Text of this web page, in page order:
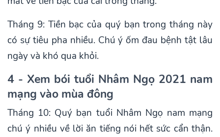
Tháng 9: Tiền bạc của quý bạn trong tháng này
có sự tiêu pha nhiều. Chú ý ốm đau bệnh tật lâu
ngày và khó qua khỏi.
4 - Xem bói tuổi Nhâm Ngọ 2021 nam
mạng vào mùa đông
Tháng 10: Quý bạn tuổi Nhâm Ngọ nam mạng
chú ý nhiều về lời ăn tiếng nói hết sức cẩn thận.